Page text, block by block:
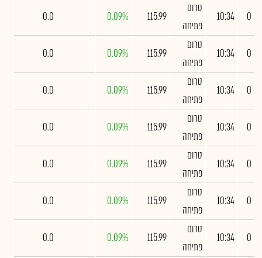
0
10:34
טרום
פתיחה
115.99
0.09%
0.0
0
10:34
טרום
פתיחה
115.99
0.09%
0.0
0
10:34
טרום
פתיחה
115.99
0.09%
0.0
0
10:34
טרום
פתיחה
115.99
0.09%
0.0
0
10:34
טרום
פתיחה
115.99
0.09%
0.0
0
10:34
טרום
פתיחה
115.99
0.09%
0.0
0
10:34
טרום
פתיחה
115.99
0.09%
0.0